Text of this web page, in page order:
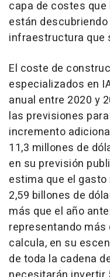
capa de costes
están
infraestructura que
El coste de
especializados en
anual entre 2020 y
las previsiones
incremento
11,3 millones de
en su previsión
estima que el
2,59 billones de
más que el año
representando más
calcula, en su
de toda la cadena